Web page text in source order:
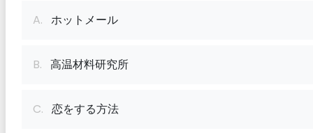
A. ホットメール
B. 高温材料研究所
C. 恋をする方法